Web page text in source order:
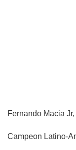
Fernando Macia
Campeon Latino-